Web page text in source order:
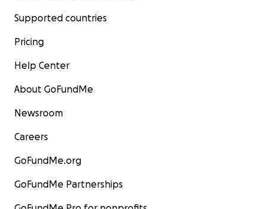
Supported countries
Pricing
Help Center
About GoFundMe
Newsroom
Careers
GoFundMe.org
GoFundMe Partnerships